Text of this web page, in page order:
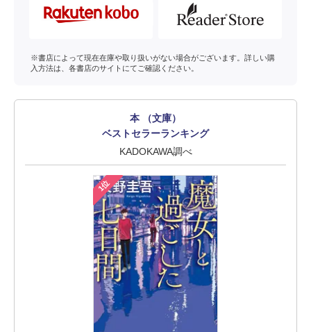
※書店によって現在在庫や取り扱いがない場合がございます。詳しい購
入方法は、各書店のサイトにてご確認ください。
本 （文庫）
ベストセラーランキング
KADOKAWA調べ
1位